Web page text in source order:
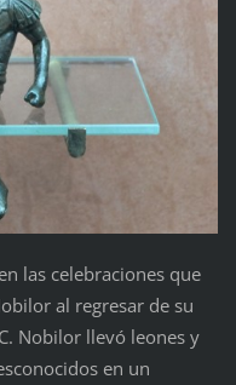
las celebraciones que
al regresar de su
Nobilor llevó leones y
en un